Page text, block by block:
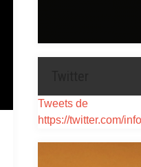
Tweets de
https://twitter.com/